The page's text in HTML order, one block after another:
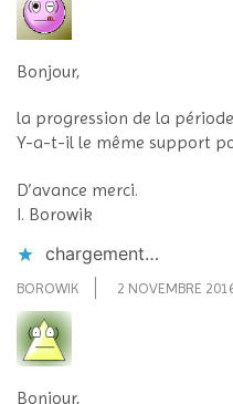
Bonjour,
la progression de la
Y-a-t-il le même support
D’avance merci.
I. Borowik
chargement…
BOROWIK 2 NOVEMBRE
Bonjour,